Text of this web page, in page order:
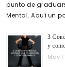
punto de
Mental. Aquí un
3
y
May